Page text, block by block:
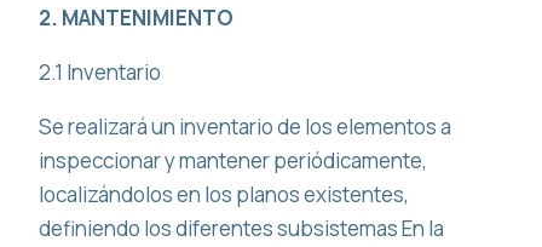
2. MANTENIMIENTO
2.1 Inventario
Se realizará un inventario de los elementos a
inspeccionar y mantener periódicamente,
localizándolos en los planos existentes,
definiendo los diferentes subsistemas En la